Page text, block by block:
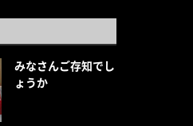
みなさんご存知でし
ょうか